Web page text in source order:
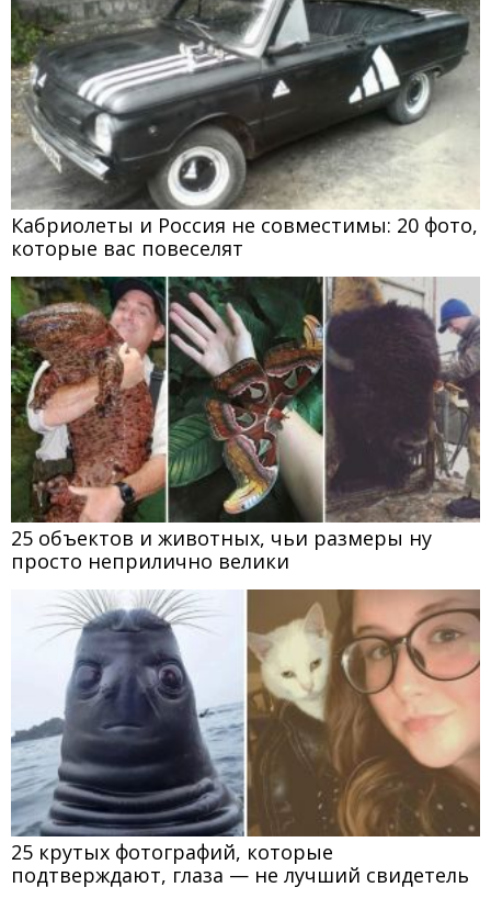
Кабриолеты и Россия не совместимы: 20 фото,
которые вас повеселят
25 объектов и животных, чьи размеры ну
просто неприлично велики
25 крутых фотографий, которые
подтверждают, глаза — не лучший свидетель